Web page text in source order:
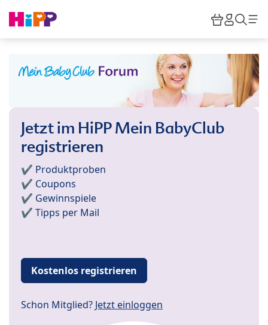
HiPP
Jetzt im HiPP Mein BabyClub
registrieren
✔️ Produktproben
✔️ Coupons
✔️ Gewinnspiele
✔️ Tipps per Mail
Kostenlos registrieren
Schon Mitglied? Jetzt einloggen